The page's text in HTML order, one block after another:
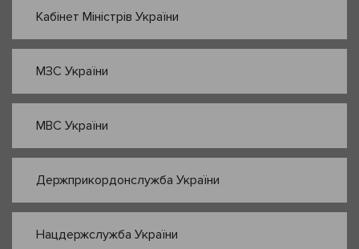
Кабінет Міністрів України
МЗС України
МВС України
Держприкордонслужба України
Нацдержслужба України